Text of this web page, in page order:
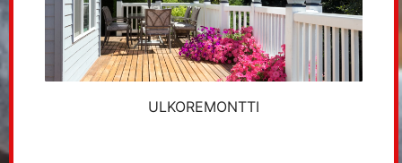
ULKOREMONTTI